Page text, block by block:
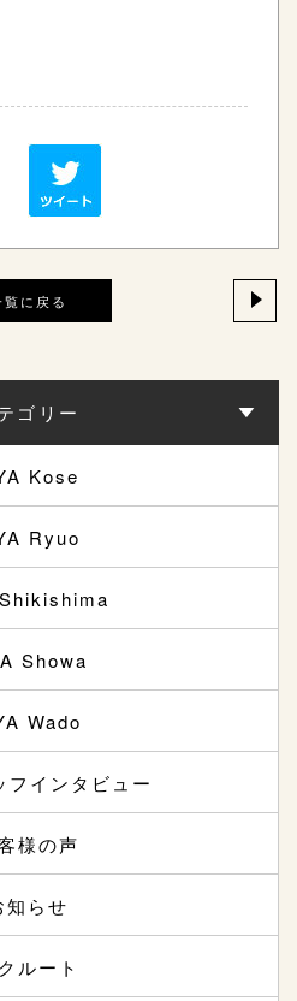
覧に戻る
ゴリー
Kose
Ryuo
Showa
Wado
フインタビュー
様の声
知らせ
ルート